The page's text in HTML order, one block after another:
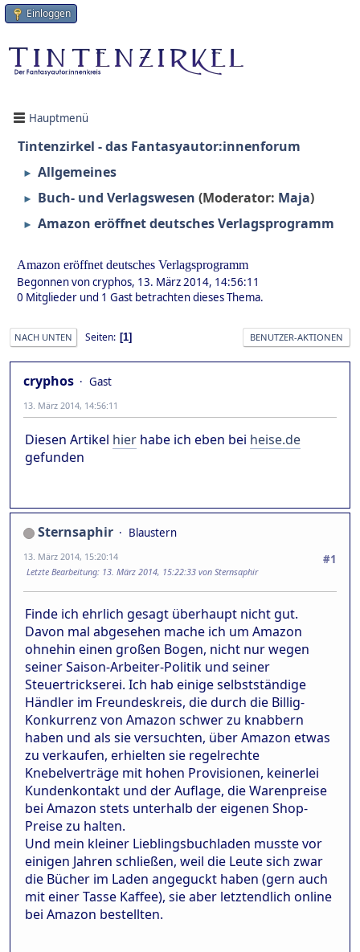
Einloggen
Hauptmenü
Tintenzirkel - das Fantasyautor:innenforum
► Allgemeines
► Buch- und Verlagswesen (Moderator: Maja)
► Amazon eröffnet deutsches Verlagsprogramm
Amazon eröffnet deutsches Verlagsprogramm
Begonnen von cryphos, 13. März 2014, 14:56:11
0 Mitglieder und 1 Gast betrachten dieses Thema.
NACH UNTEN Seiten 1 BENUTZER-AKTIONEN
cryphos Gast
13. März 2014, 14:56:11
Diesen Artikel hier habe ich eben bei heise.de
gefunden
Sternsaphir
Blaustern
#1
13. März 2014, 15:20:14
Letzte Bearbeitung: 13. März 2014, 15:22:33 von Sternsaphir
Finde ich ehrlich gesagt überhaupt nicht gut.
Davon mal abgesehen mache ich um Amazon
ohnehin einen großen Bogen, nicht nur wegen
seiner Saison-Arbeiter-Politik und seiner
Steuertrickserei. Ich hab einige selbstständige
Händler im Freundeskreis, die durch die Billig-
Konkurrenz von Amazon schwer zu knabbern
haben und als sie versuchten, über Amazon etwas
zu verkaufen, erhielten sie regelrechte
Knebelverträge mit hohen Provisionen, keinerlei
Kundenkontakt und der Auflage, die Warenpreise
bei Amazon stets unterhalb der eigenen Shop-
Preise zu halten.
Und mein kleiner Lieblingsbuchladen musste vor
einigen Jahren schließen, weil die Leute sich zwar
die Bücher im Laden angeguckt haben (gern auch
mit einer Tasse Kaffee), sie aber letztendlich online
bei Amazon bestellten.